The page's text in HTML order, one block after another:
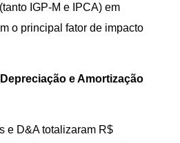
IGP-M e IPCA) em
o principal fator de impacto
e Amortização
e D&A totalizaram R$